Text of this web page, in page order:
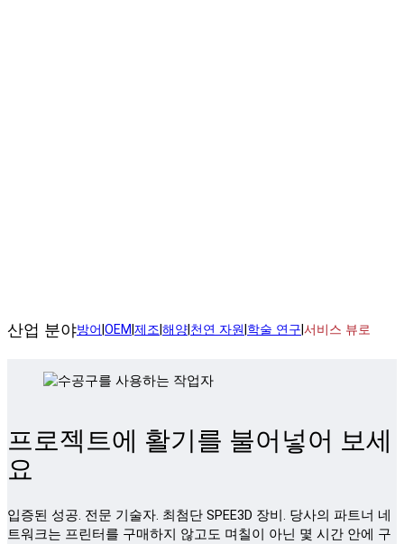
산업 분야방어 OEM 제조 해양 천연 자원 학술 연구 서비스 뷰로
프로젝트에 활기를 불어넣어 보세
요
입증된 성공. 전문 기술자. 최첨단 SPEE3D 장비. 당사의 파트너 네
트워크는 프린터를 구매하지 않고도 며칠이 아닌 몇 시간 안에 구